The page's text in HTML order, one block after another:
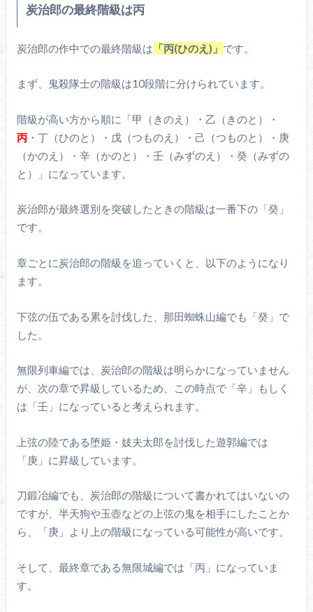
炭治郎の最終階級は丙
炭治郎の作中での最終階級は 「丙(ひのえ)」 です。
まず、鬼殺隊士の階級は10段階に分けられています。
階級が高い方から順に「甲（きのえ）・乙（きのと）・
丙・丁（ひのと）・戊（つものえ）・己（つものと）・庚
（かのえ）・辛（かのと）・壬（みずのえ）・癸（みずの
と）」になっています。
炭治郎が最終選別を突破したときの階級は一番下の「癸」
です。
章ごとに炭治郎の階級を追っていくと、以下のようになり
ます。
下弦の伍である累を討伐した、那田蜘蛛山編でも「癸」で
した。
無限列車編では、炭治郎の階級は明らかになっていません
が、次の章で昇級しているため、この時点で「辛」もしく
は「壬」になっていると考えられます。
上弦の陸である堕姫・妓夫太郎を討伐した遊郭編では
「庚」に昇級しています。
刀鍛冶編でも、炭治郎の階級について書かれてはいないの
ですが、半天狗や玉壺などの上弦の鬼を相手にしたことか
ら、「庚」より上の階級になっている可能性が高いです。
そして、最終章である無限城編では「丙」になっていま
す。